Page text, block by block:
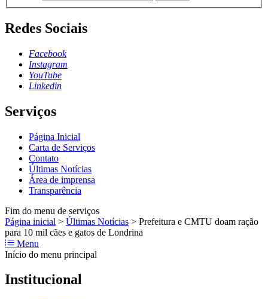
Redes Sociais
Facebook
Instagram
YouTube
Linkedin
Serviços
Página Inicial
Carta de Serviços
Contato
Últimas Notícias
Área de imprensa
Transparência
Fim do menu de serviços
Página inicial > Últimas Notícias > Prefeitura e CMTU doam ração
para 10 mil cães e gatos de Londrina
Menu
Início do menu principal
Institucional